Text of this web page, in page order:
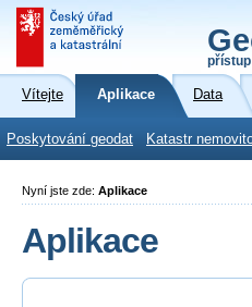
Vítejte Aplikace Data
Poskytování geodat Katastr
Nyní jste zde: Aplikace
Aplikace